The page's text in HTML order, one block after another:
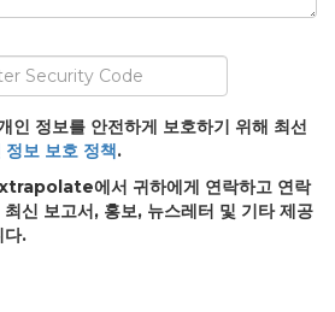
정보를 안전하게 보호하기 위해 최선
정보 보호 정책.
에서 귀하에게 연락하고 연락
신 보고서, 홍보, 뉴스레터 및 기타 제공
다.